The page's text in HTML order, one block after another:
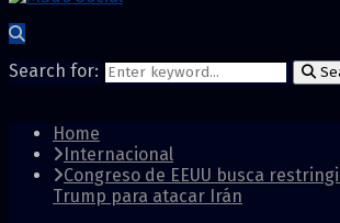
Search for:
Home
Internacional
Congreso de EEUU busca
Trump para atacar Irán